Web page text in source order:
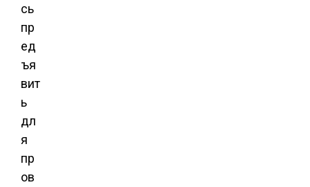
сь
пр
ед
ъя
вит
ь
дл
я
пр
ов